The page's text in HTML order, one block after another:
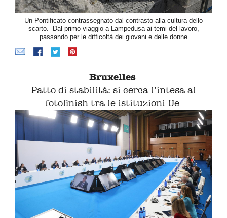
Un Pontificato contrassegnato dal contrasto alla cultura dello
scarto. Dal primo viaggio a Lampedusa ai temi del lavoro,
passando per le difficoltà dei giovani e delle donne
Bruxelles
Patto di stabilità: si cerca l’intesa al
fotofinish tra le istituzioni Ue